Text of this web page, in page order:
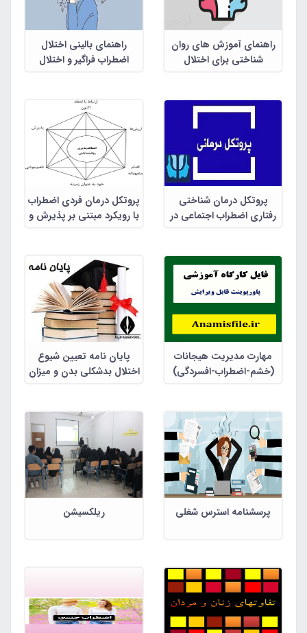
راهنمای آموزش های روان
شناختی برای اختلال
راهنمای بالینی اختلال
اضطراب فراگیر و اختلال
پروتکل درمان شناختی
رفتاری اضطراب اجتماعی در
پروتکل درمان فردی اضطراب
با رویکرد مبتنی بر پذیرش و
مهارت مدیریت هیجانات
(خشم-اضطراب-افسردگی)
پایان نامه تعیین شیوع
اختلال بدشکلی بدن و میزان
فکری-عملی، اضطراب
اجتماعی و اختلالات خوردن
در دانشجویان دانشگاه شیراز
و علوم پزشکی شیراز
پرسشنامه استرس شغلی ریلکسیشن